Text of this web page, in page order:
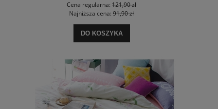
Cena regularna: 121,90 zł
Najniższa cena: 91,90 zł
DO KOSZYKA